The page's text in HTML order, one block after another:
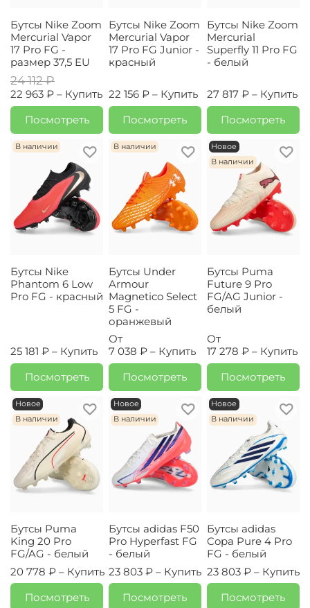
Бутсы Nike Zoom
Mercurial Vapor
17 Pro FG -
размер 37,5 EU
24 112 ₽
22 963 ₽ – Купить
Посмотреть
Бутсы Nike Zoom
Mercurial Vapor
17 Pro FG Junior -
красный
22 156 ₽ – Купить
Посмотреть
Бутсы Nike Zoom
Mercurial
Superfly 11 Pro FG
- белый
27 817 ₽ – Купить
Посмотреть
В наличии
Бутсы Nike
Phantom 6 Low
Pro FG - красный
25 181 ₽ – Купить
Посмотреть
В наличии
Бутсы Under
Armour
Magnetico Select
5 FG -
оранжевый
От
7 038 ₽ – Купить
Посмотреть
Новое
В наличии
Бутсы Puma
Future 9 Pro
FG/AG Junior -
белый
От
17 278 ₽ – Купить
Посмотреть
Новое
В наличии
Бутсы Puma
King 20 Pro
FG/AG - белый
20 778 ₽ – Купить
Посмотреть
Новое
В наличии
Бутсы adidas F50
Pro Hyperfast FG
- белый
23 803 ₽ – Купить
Посмотреть
Новое
В наличии
Бутсы adidas
Copa Pure 4 Pro
FG - белый
23 803 ₽ – Купить
Посмотреть